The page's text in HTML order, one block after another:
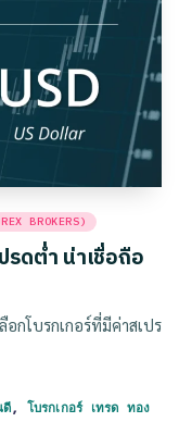
BROKERS)
รดต่ำ น่าเชื่อถือ
กโบรกเกอร์ที่มีค่าสเปร
ดี, โบรกเกอร์ เทรด ทอง